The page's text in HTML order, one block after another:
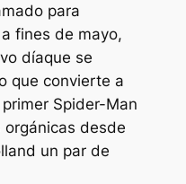
para
fines de mayo,
díaque se
que convierte a
Spider-Man
desde
un par de